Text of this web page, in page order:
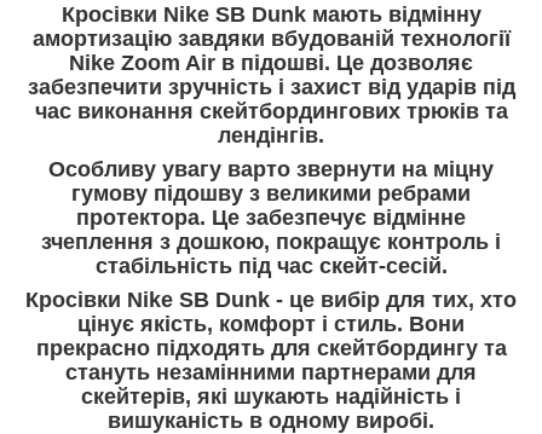
Кросівки Nike SB Dunk мають відмінну
амортизацію завдяки вбудованій технології
Nike Zoom Air в підошві. Це дозволяє
забезпечити зручність і захист від ударів під
час виконання скейтбордингових трюків та
лендінгів.
Особливу увагу варто звернути на міцну
гумову підошву з великими ребрами
протектора. Це забезпечує відмінне
зчеплення з дошкою, покращує контроль і
стабільність під час скейт-сесій.
Кросівки Nike SB Dunk - це вибір для тих, хто
цінує якість, комфорт і стиль. Вони
прекрасно підходять для скейтбордингу та
стануть незамінними партнерами для
скейтерів, які шукають надійність і
вишуканість в одному виробі.